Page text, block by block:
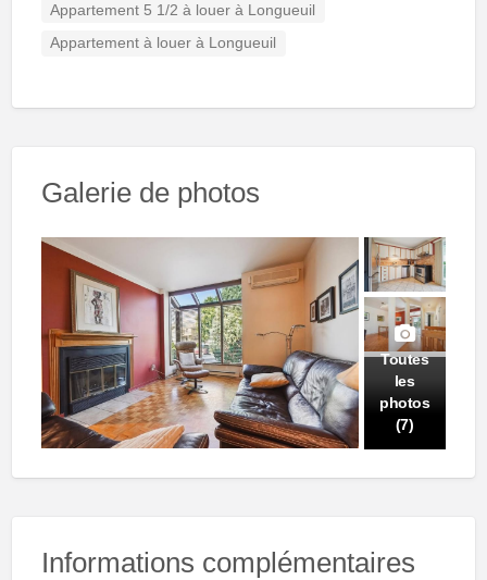
Appartement 5 1/2 à louer à Longueuil
Appartement à louer à Longueuil
Galerie de photos
Toutes
les
photos
(7)
Informations complémentaires